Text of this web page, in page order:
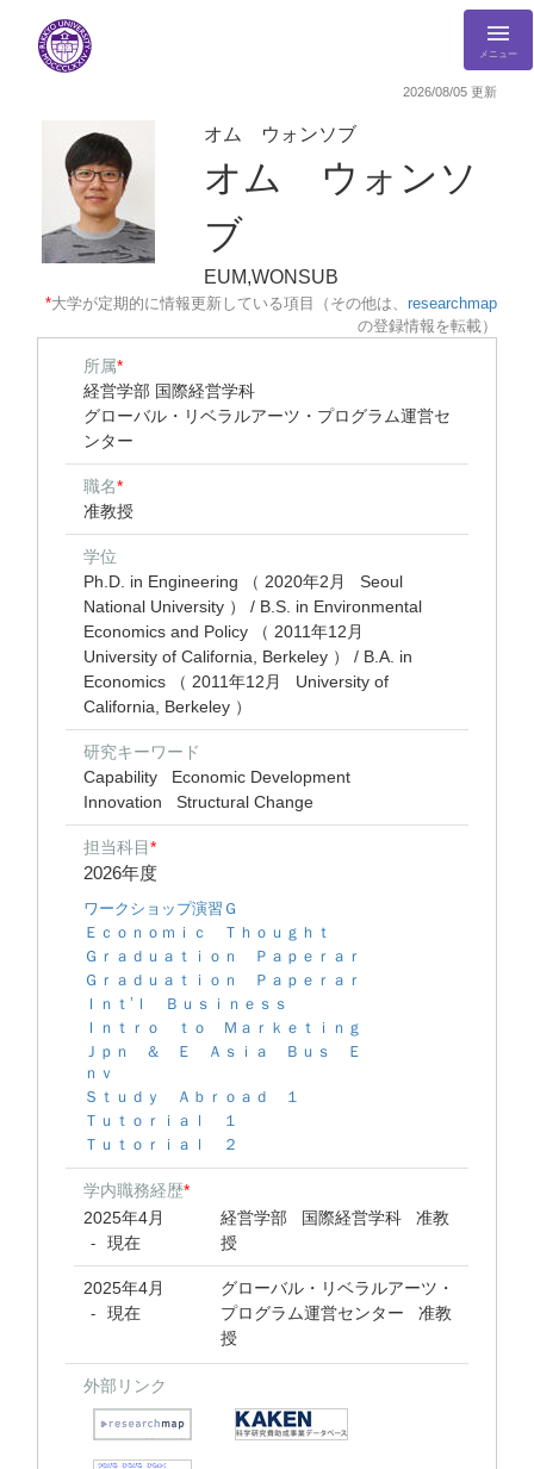
メニュー
2026/08/05 更新
オム ウォンソブ
オム ウォンソ
ブ
EUM,WONSUB
*大学が定期的に情報更新している項目（その他は、 researchmap
の登録情報を転載）
所属*
経営学部 国際経営学科
グローバル・リベラルアーツ・プログラム運営セ
ンター
職名*
准教授
学位
Ph.D. in Engineering （ 2020年2月 Seoul
National University ） / B.S. in Environmental
Economics and Policy （ 2011年12月
University of California, Berkeley ） / B.A. in
Economics （ 2011年12月 University of
California, Berkeley ）
研究キーワード
Capability
Economic Development
Innovation
Structural Change
担当科目*
2026年度
ワークショップ演習Ｇ
Ｅｃｏｎｏｍｉｃ Ｔｈｏｕｇｈｔ
Ｇｒａｄｕａｔｉｏｎ Ｐａｐｅｒａｒ
Ｇｒａｄｕａｔｉｏｎ Ｐａｐｅｒａｒ
Ｉｎｔ’ｌ Ｂｕｓｉｎｅｓｓ
Ｉｎｔｒｏ ｔｏ Ｍａｒｋｅｔｉｎｇ
Ｊｐｎ ＆ Ｅ Ａｓｉａ Ｂｕｓ Ｅ
ｎｖ
Ｓｔｕｄｙ Ａｂｒｏａｄ １
Ｔｕｔｏｒｉａｌ １
Ｔｕｔｏｒｉａｌ ２
学内職務経歴*
2025年4月
- 現在
経営学部 国際経営学科 准教
授
2025年4月
- 現在
グローバル・リベラルアーツ・
プログラム運営センター 准教
授
外部リンク